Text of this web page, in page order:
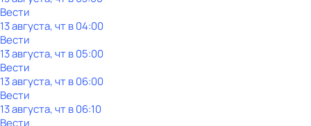
Вести
13 августа, чт в 04:00
Вести
13 августа, чт в 05:00
Вести
13 августа, чт в 06:00
Вести
13 августа, чт в 06:10
Вести